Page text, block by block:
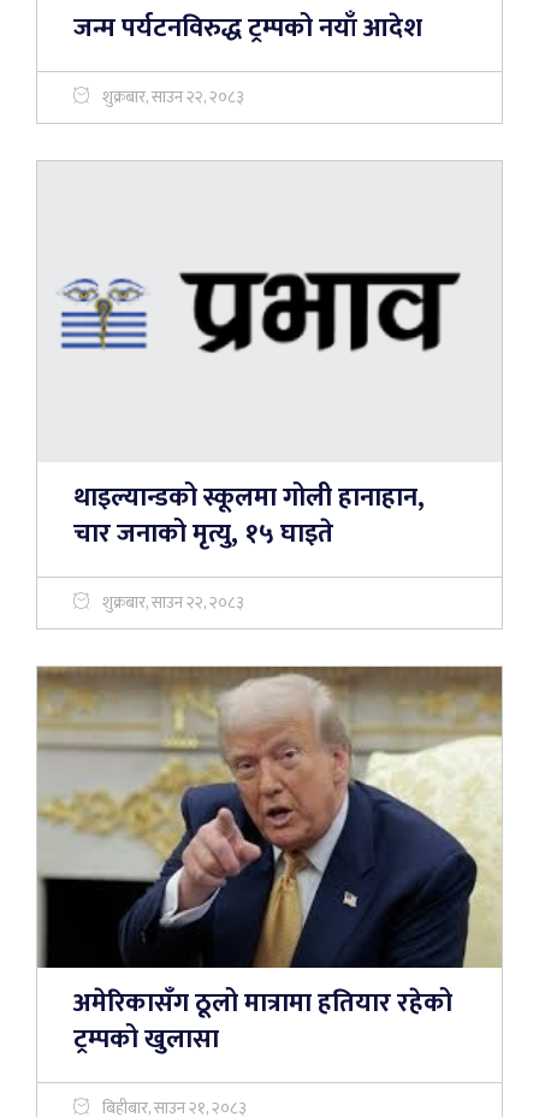
जन्म पर्यटनविरुद्ध ट्रम्पको नयाँ आदेश
शुक्रबार, साउन २२, २०८३
थाइल्यान्डको स्कूलमा गोली हानाहान,
चार जनाको मृत्यु, १५ घाइते
शुक्रबार, साउन २२, २०८३
अमेरिकासँग ठूलो मात्रामा हतियार रहेको
ट्रम्पको खुलासा
बिहीबार, साउन २१, २०८३